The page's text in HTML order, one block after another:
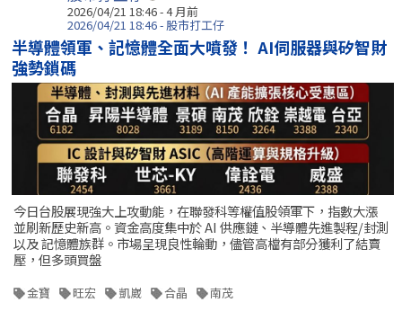
2026/04/21 18:46 - 4 月前
2026/04/21 18:46 - 股市打工仔
半導體領軍、記憶體全面大噴發！ AI伺服器與矽智財
強勢鎖碼
今日台股展現強大上攻動能，在聯發科等權值股領軍下，指數大漲
並刷新歷史新高。資金高度集中於 AI 供應鏈、半導體先進製程/封測
以及 記憶體族群。市場呈現良性輪動，儘管高檔有部分獲利了結賣
壓，但多頭買盤
金寶 旺宏 凱崴 合晶 南茂